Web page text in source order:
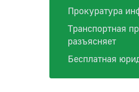
Прокуратура
Транспортная
разъясняет
Бесплатная